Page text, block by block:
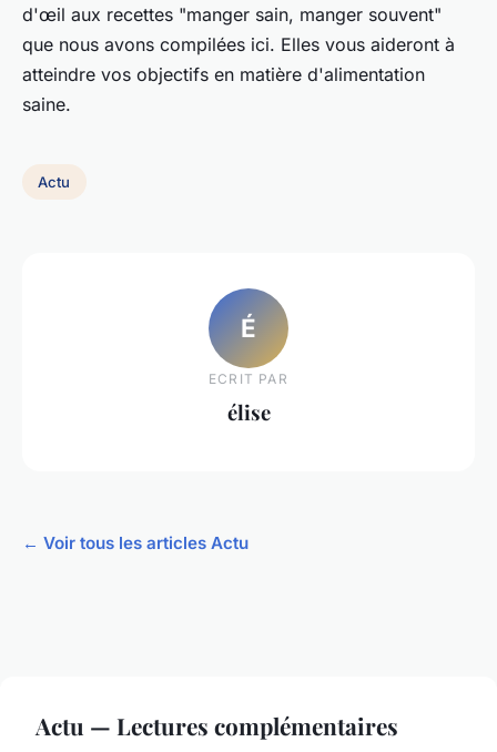
d'œil aux recettes "manger sain, manger souvent"
que nous avons compilées ici. Elles vous aideront à
atteindre vos objectifs en matière d'alimentation
saine.
Actu
É
ECRIT PAR
élise
← Voir tous les articles Actu
Actu — Lectures complémentaires